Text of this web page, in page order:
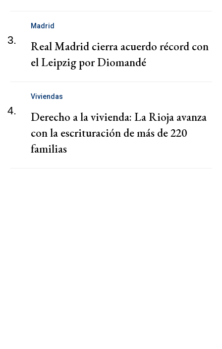
3.
Madrid
Real Madrid cierra acuerdo récord con
el Leipzig por Diomandé
4.
Viviendas
Derecho a la vivienda: La Rioja avanza
con la escrituración de más de 220
familias